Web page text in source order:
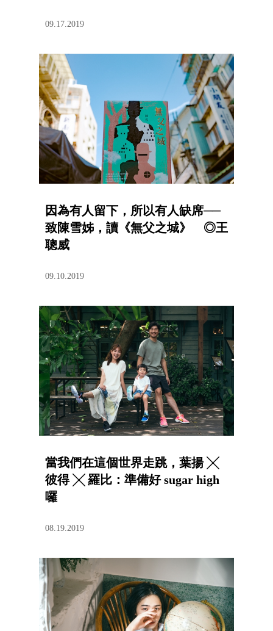
09.17.2019
因為有人留下，所以有人缺席──
致陳雪姊，讀《無父之城》 ◎王
聰威
09.10.2019
當我們在這個世界走跳，葉揚 ╳
彼得 ╳ 羅比：準備好 sugar high
囉
08.19.2019